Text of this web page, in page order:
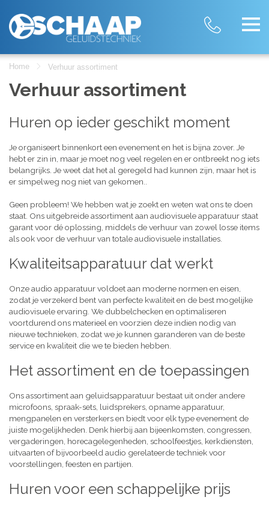
Home Verhuur assortiment
Verhuur assortiment
Huren op ieder geschikt moment
Je organiseert binnenkort een evenement en het is bijna zover. Je
hebt er zin in, maar je moet nog veel regelen en er ontbreekt nog iets
belangrijks. Je weet dat het al geregeld had kunnen zijn, maar het is
er simpelweg nog niet van gekomen..
Geen probleem! We hebben wat je zoekt en weten wat ons te doen
staat. Ons uitgebreide assortiment aan audiovisuele apparatuur staat
garant voor dé oplossing, middels de verhuur van zowel losse items
als ook voor de verhuur van totale audiovisuele installaties.
Kwaliteitsapparatuur dat werkt
Onze audio apparatuur voldoet aan moderne normen en eisen,
zodat je verzekerd bent van perfecte kwaliteit en de best mogelijke
audiovisuele ervaring. We dubbelchecken en optimaliseren
voortdurend ons materieel en voorzien deze indien nodig van
nieuwe technieken, zodat we je kunnen garanderen van de beste
service en kwaliteit die we te bieden hebben.
Het assortiment en de toepassingen
Ons assortiment aan geluidsapparatuur bestaat uit onder andere
microfoons, spraak-sets, luidsprekers, opname apparatuur,
mengpanelen en versterkers en biedt voor elk type evenement de
juiste mogelijkheden. Denk hierbij aan bijeenkomsten, congressen,
vergaderingen, horecagelegenheden, schoolfeestjes, kerkdiensten,
uitvaarten of bijvoorbeeld audio gerelateerde techniek voor
voorstellingen, feesten en partijen.
Huren voor een schappelijke prijs